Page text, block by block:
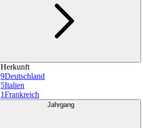
Herkunft
9Deutschland
5Italien
1Frankreich
Jahrgang